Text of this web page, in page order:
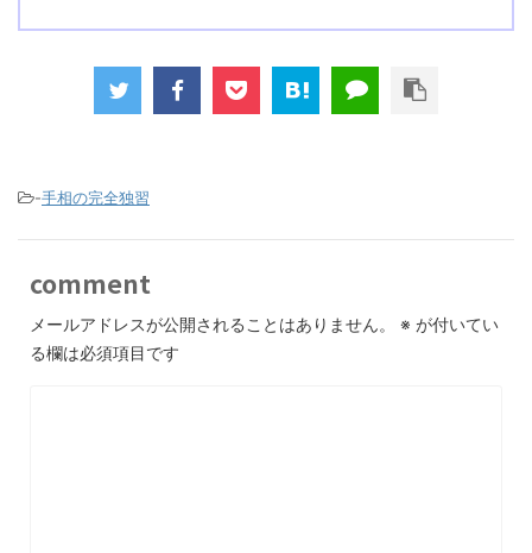
-手相の完全独習
comment
メールアドレスが公開されることはありません。 ※ が付いてい
る欄は必須項目です